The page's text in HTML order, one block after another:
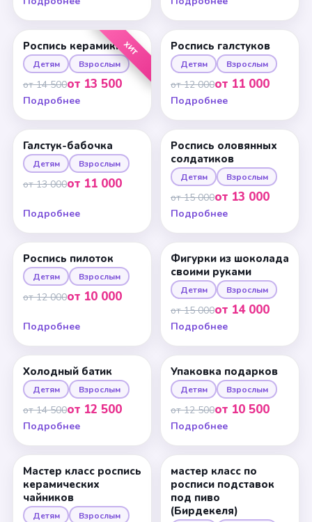
ХИТ
Роспись керамики
Детям Взрослым
от 14 500от 13 500
Подробнее
Роспись галстуков
Детям Взрослым
от 12 000от 11 000
Подробнее
Галстук-бабочка
Детям Взрослым
от 13 000от 11 000
Подробнее
Роспись оловянных
солдатиков
Детям Взрослым
от 15 000от 13 000
Подробнее
Роспись пилоток
Детям Взрослым
от 12 000от 10 000
Подробнее
Фигурки из шоколада
своими руками
Детям Взрослым
от 15 000от 14 000
Подробнее
Холодный батик
Детям Взрослым
от 14 500от 12 500
Подробнее
Упаковка подарков
Детям Взрослым
от 12 500от 10 500
Подробнее
Мастер класс роспись
керамических
чайников
Детям Взрослым
мастер класс по
росписи подставок
под пиво
(Бирдекеля)